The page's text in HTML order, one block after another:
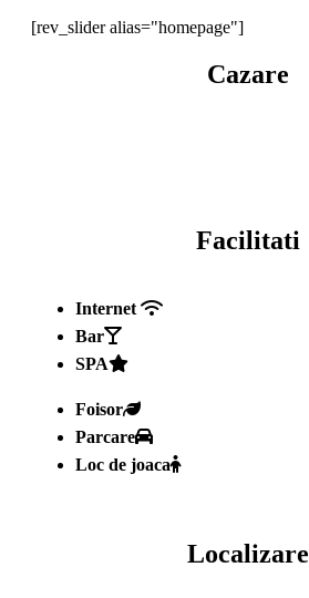
[rev_slider alias="homepage"]
Cazare
Facilitati
Internet
Bar
SPA
Foisor
Parcare
Loc de joaca
Localizare